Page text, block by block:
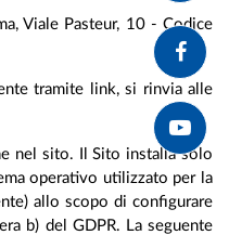
Viale Pasteur, 10 - Codice
tramite link, si rinvia alle
nel sito. Il Sito installa solo
operativo utilizzato per la
allo scopo di configurare
b) del GDPR. La seguente